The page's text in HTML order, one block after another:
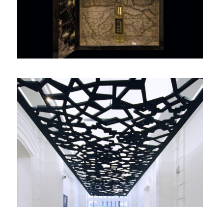
GRAND LUSTRE
MOUCHARABIEH
ENTRE OMBRE ET LUMIÈRE